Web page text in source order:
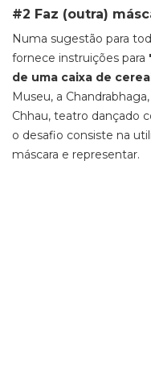
#2 Faz (outra)
Numa sugestão para
fornece instruições para
de uma caixa de
Museu, a
Chhau, teatro dançado
o desafio consiste na
máscara e representar.